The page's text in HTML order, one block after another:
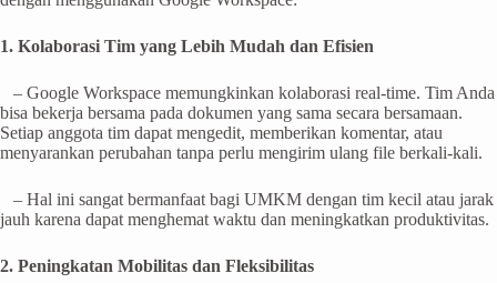
1. Kolaborasi Tim yang Lebih Mudah dan Efisien
– Google Workspace memungkinkan kolaborasi real-time. Tim Anda
bisa bekerja bersama pada dokumen yang sama secara bersamaan.
Setiap anggota tim dapat mengedit, memberikan komentar, atau
menyarankan perubahan tanpa perlu mengirim ulang file berkali-kali.
– Hal ini sangat bermanfaat bagi UMKM dengan tim kecil atau jarak
jauh karena dapat menghemat waktu dan meningkatkan produktivitas.
2. Peningkatan Mobilitas dan Fleksibilitas